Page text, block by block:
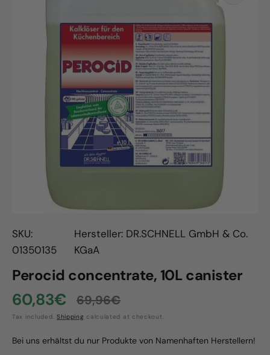
Open
media
1
in
gallery
view
SKU:
01350135
Hersteller: DR.SCHNELL GmbH & Co.
KGaA
Perocid concentrate, 10L canister
Sale
60,83€
Regular
price
69,96€
Tax included. Shipping calculated at checkout.
Bei uns erhältst du nur Produkte von Namenhaften Herstellern!